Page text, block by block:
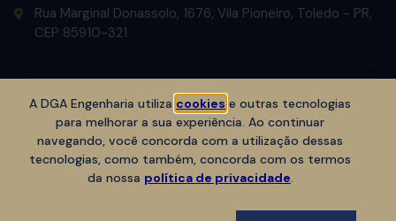
Rua Marginal Donassolo, 1676, Vila Pioneiro, Toledo - PR,
CEP 85910-321
Copyright © DGA Engenharia 2023. Todos os direitos reservados.
A DGA Engenharia utiliza cookies e outras tecnologias
para melhorar a sua experiência. Ao continuar
navegando, você concorda com a utilização dessas
tecnologias, como também, concorda com os termos
da nossa política de privacidade.